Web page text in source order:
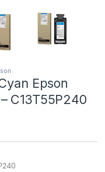
Epson
C13T55P240